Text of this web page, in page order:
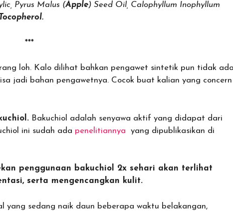
Pyrus Malus (Apple) Seed Oil, Calophyllum Inophyllum
***
loh. Kalo dilihat bahkan pengawet sintetik pun tidak
jadi bahan pengawetnya. Cocok buat kalian yang concern
Bakuchiol adalah senyawa aktif yang didapat dari
ini sudah ada penelitiannya
yang dipublikasikan di
penggunaan bakuchiol 2x sehari akan terlihat
serta mengencangkan kulit.
yang sedang naik daun beberapa waktu belakangan,